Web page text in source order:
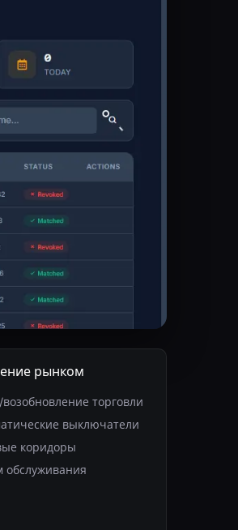
рынком
возобновление торговли
выключатели
коридоры
обслуживания